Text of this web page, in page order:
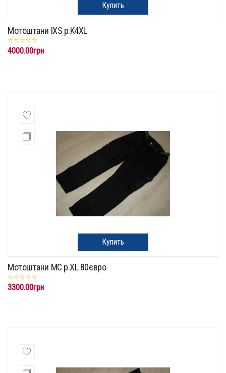
Купить
Мотоштани IXS p.K4XL
4000.00грн
Купить
Мотоштани MC p.XL 80євро
3300.00грн